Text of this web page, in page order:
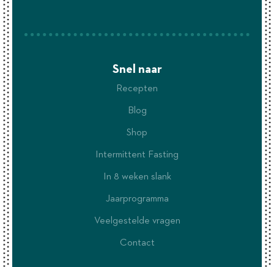
Snel naar
Recepten
Blog
Shop
Intermittent Fasting
In 8 weken slank
Jaarprogramma
Veelgestelde vragen
Contact